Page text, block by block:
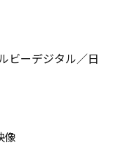
ビーデジタル／日
像